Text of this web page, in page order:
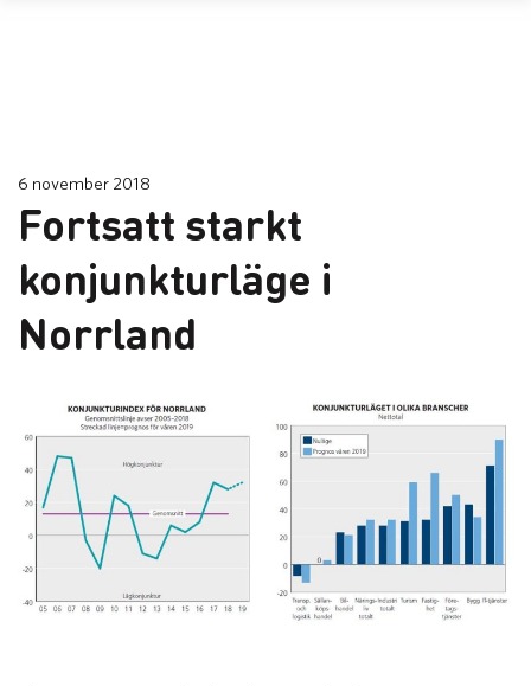
6 november 2018
Fortsatt starkt
konjunkturläge i
Norrland